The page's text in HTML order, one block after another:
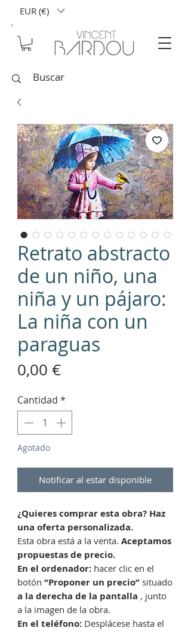
EUR (€)
Retrato abstracto
de un niño, una
niña y un pájaro:
La niña con un
paraguas
0,00 €Precio
Cantidad *
Agotado
Notificar al estar disponible
¿Quieres comprar esta obra? Haz
una oferta personalizada.
Esta obra está a la venta. Aceptamos
propuestas de precio.
En el ordenador: hacer clic en el
botón “Proponer un precio” situado
a la derecha de la pantalla , junto
a la imagen de la obra.
En el teléfono: Desplácese hasta el